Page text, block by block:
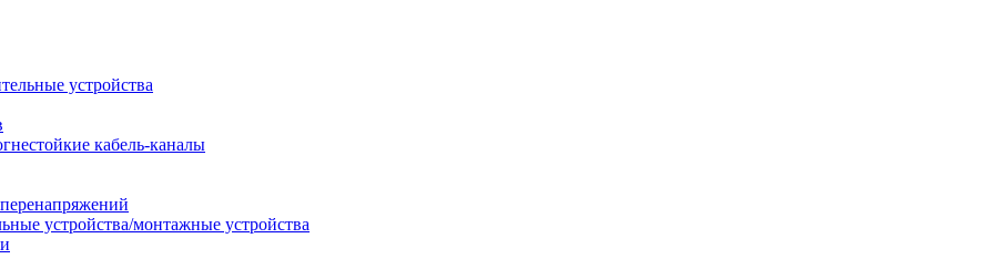
устройства
кабель-каналы
устройства/монтажные устройства